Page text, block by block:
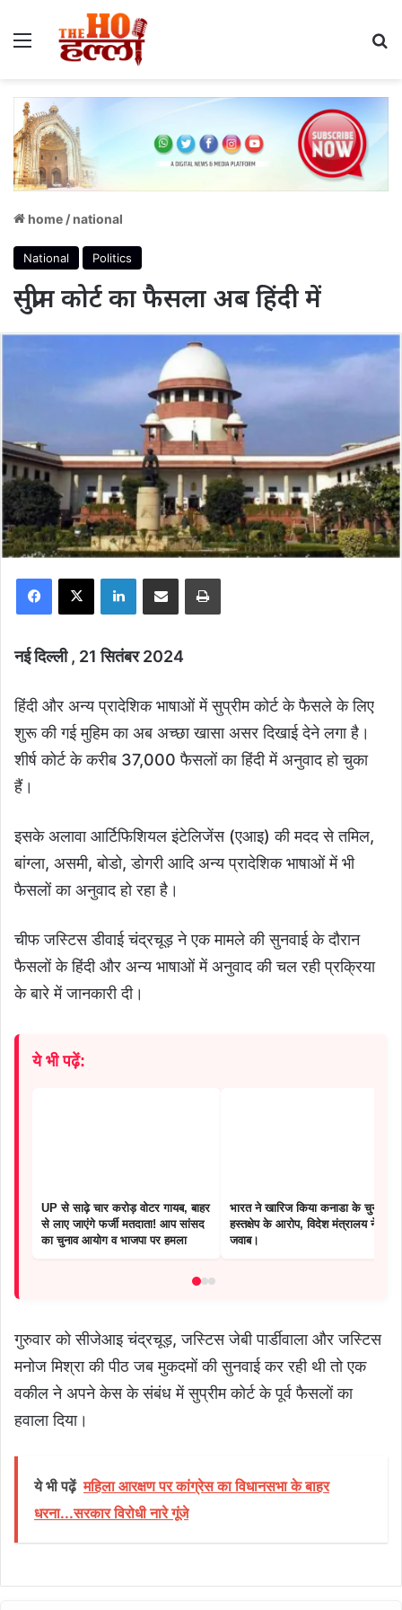
Menu
home /national
National Politics
सुप्रीम कोर्ट का फैसला अब हिंदी में
Facebook
X LinkedInShare via Email Print
नई दिल्ली , 21 सितंबर 2024
हिंदी और अन्य प्रादेशिक भाषाओं में सुप्रीम कोर्ट के फैसले के लिए
शुरू की गई मुहिम का अब अच्छा खासा असर दिखाई देने लगा है।
शीर्ष कोर्ट के करीब 37,000 फैसलों का हिंदी में अनुवाद हो चुका
हैं।
इसके अलावा आर्टिफिशियल इंटेलिजेंस (एआइ) की मदद से तमिल,
बांग्ला, असमी, बोडो, डोगरी आदि अन्य प्रादेशिक भाषाओं में भी
फैसलों का अनुवाद हो रहा है।
चीफ जस्टिस डीवाई चंद्रचूड़ ने एक मामले की सुनवाई के दौरान
फैसलों के हिंदी और अन्य भाषाओं में अनुवाद की चल रही प्रक्रिया
के बारे में जानकारी दी।
ये भी पढ़ें:
UP से साढ़े चार करोड़ वोटर गायब, बाहर
से लाए जाएंगे फर्जी मतदाता! आप सांसद
का चुनाव आयोग व भाजपा पर हमला
भारत ने खारिज किया कनाडा के चुनाव-
हस्तक्षेप के आरोप, विदेश मंत्रालय ने दिया
जवाब।
गुरुवार को सीजेआइ चंद्रचूड़, जस्टिस जेबी पार्डीवाला और जस्टिस
मनोज मिश्रा की पीठ जब मुकदमों की सुनवाई कर रही थी तो एक
वकील ने अपने केस के संबंध में सुप्रीम कोर्ट के पूर्व फैसलों का
हवाला दिया।
ये भी पढ़ें महिला आरक्षण पर कांग्रेस का विधानसभा के बाहर
धरना...सरकार विरोधी नारे गूंजे